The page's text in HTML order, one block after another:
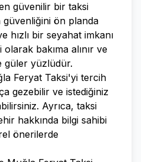
güvenilir bir taksi
güvenliğini ön planda
bir seyahat imkanı
bakıma alınır ve
güler yüzlüdür.
Feryat Taksi'yi tercih
gezebilir ve istediğiniz
Ayrıca, taksi
hakkında bilgi sahibi
önerilerde